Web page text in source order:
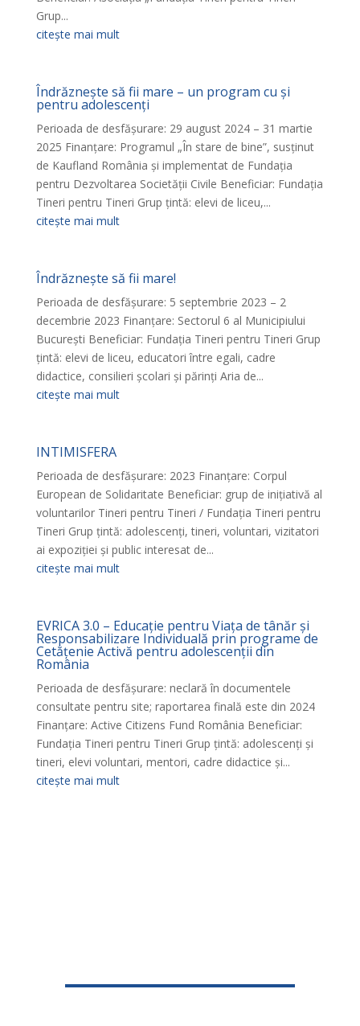
Grup...
citește mai mult
Îndrăznește să fii mare – un program cu și
pentru adolescenți
Perioada de desfășurare: 29 august 2024 – 31 martie
2025 Finanțare: Programul „În stare de bine”, susținut
de Kaufland România și implementat de Fundația
pentru Dezvoltarea Societății Civile Beneficiar: Fundația
Tineri pentru Tineri Grup țintă: elevi de liceu,...
citește mai mult
Îndrăznește să fii mare!
Perioada de desfășurare: 5 septembrie 2023 – 2
decembrie 2023 Finanțare: Sectorul 6 al Municipiului
București Beneficiar: Fundația Tineri pentru Tineri Grup
țintă: elevi de liceu, educatori între egali, cadre
didactice, consilieri școlari și părinți Aria de...
citește mai mult
INTIMISFERA
Perioada de desfășurare: 2023 Finanțare: Corpul
European de Solidaritate Beneficiar: grup de inițiativă al
voluntarilor Tineri pentru Tineri / Fundația Tineri pentru
Tineri Grup țintă: adolescenți, tineri, voluntari, vizitatori
ai expoziției și public interesat de...
citește mai mult
EVRICA 3.0 – Educație pentru Viața de tânăr și
Responsabilizare Individuală prin programe de
Cetățenie Activă pentru adolescenții din
România
Perioada de desfășurare: neclară în documentele
consultate pentru site; raportarea finală este din 2024
Finanțare: Active Citizens Fund România Beneficiar:
Fundația Tineri pentru Tineri Grup țintă: adolescenți și
tineri, elevi voluntari, mentori, cadre didactice și...
citește mai mult